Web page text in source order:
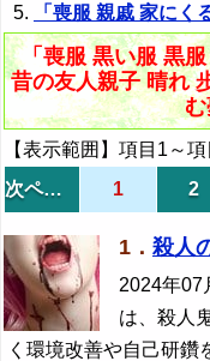
「喪服 親戚 家に
「喪服 黒い服 黒
昔の友人親子 晴れ
む
【表示範囲】項目1～
次ページ
1 2
1． 殺人
2024年07
は、殺人
く環境改善や自己研鑽